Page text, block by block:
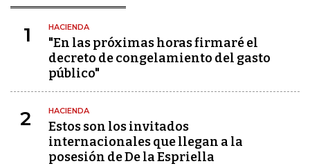
1 HACIENDA
"En las próximas horas firmaré el
decreto de congelamiento del gasto
público"
2 HACIENDA
Estos son los invitados
internacionales que llegan a la
posesión de De la Espriella